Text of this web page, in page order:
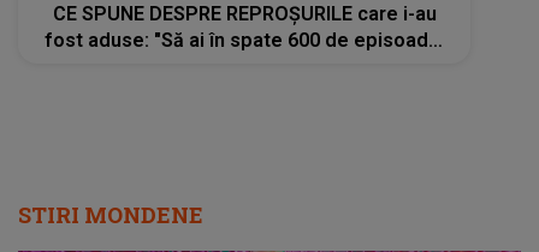
CE SPUNE DESPRE REPROȘURILE care i-au
fost aduse: "Să ai în spate 600 de episoade,
STIRI MONDENE